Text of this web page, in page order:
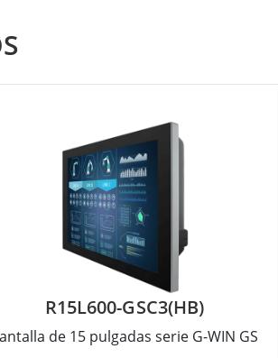
R15L600-GSC3(HB)
de 15 pulgadas serie G-WIN GS